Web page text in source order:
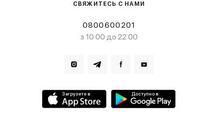
СВЯЖИТЕСЬ С НАМИ
0800600201
з 10:00 до 22:00
Загрузите в Доступно в